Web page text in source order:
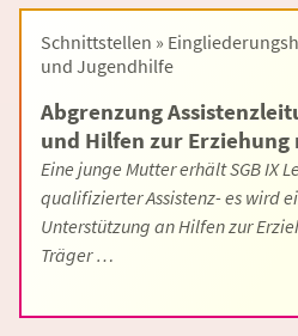
Schnittstellen »
und Jugendhilfe
Abgrenzung
und Hilfen zur Erziehung
Eine junge Mutter erhält SGB IX
qualifizierter Assistenz- es wird
Unterstützung an Hilfen zur
Träger …